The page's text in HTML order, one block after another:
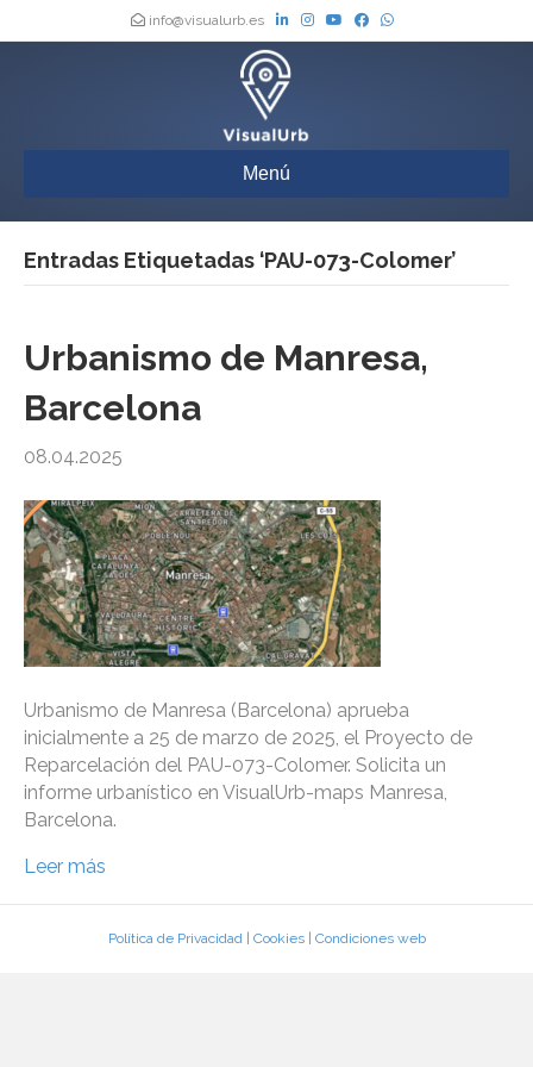
info@visualurb.es
Menú
Entradas Etiquetadas ‘PAU-073-Colomer’
Urbanismo de Manresa,
Barcelona
08.04.2025
Urbanismo de Manresa (Barcelona) aprueba
inicialmente a 25 de marzo de 2025, el Proyecto de
Reparcelación del PAU-073-Colomer. Solicita un
informe urbanístico en VisualUrb-maps Manresa,
Barcelona.
Leer más
Política de Privacidad| Cookies| Condiciones web